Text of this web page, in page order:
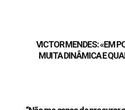
VICTOR MENDES: «EM
MUITA DINÂMICA E